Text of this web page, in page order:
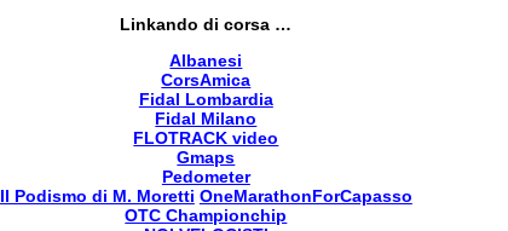
Linkando di corsa …
Albanesi
CorsAmica
Fidal Lombardia
Fidal Milano
FLOTRACK video
Gmaps
Pedometer
Il Podismo di M. Moretti OneMarathonForCapasso
OTC Championchip